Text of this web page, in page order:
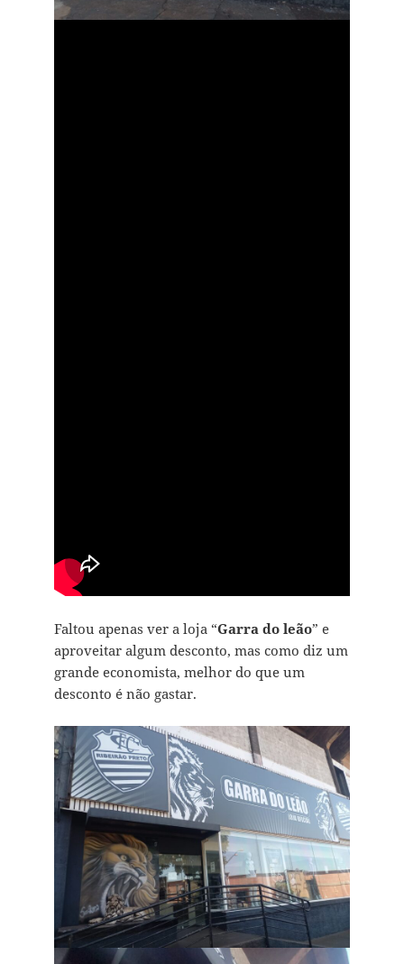
Faltou apenas ver a loja “Garra do leão” e
aproveitar algum desconto, mas como diz um
grande economista, melhor do que um
desconto é não gastar.